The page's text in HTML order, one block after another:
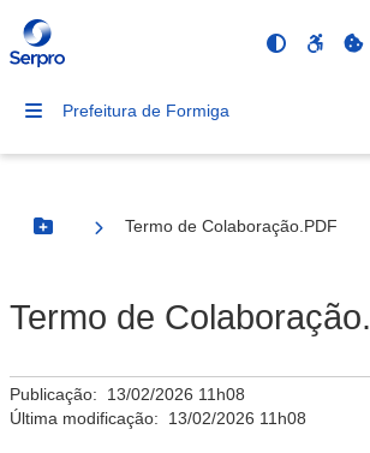
Prefeitura de Formiga
Botão Menu
Termo de Colaboração.PDF
Termo de
Publicação: 13/02/2026 11h08
Última modificação: 13/02/2026 11h08